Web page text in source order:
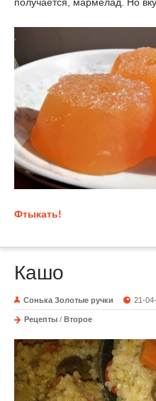
Фтыкать!
Кашо
Сонька Золотые ручки 21-
Рецепты / Второе